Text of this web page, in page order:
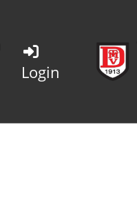
Login